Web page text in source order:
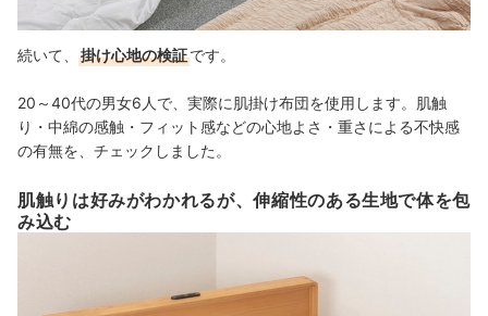
続いて、 掛け心地の検証です。
20～40代の男女6人で、実際に肌掛け布団を使用します。肌触
り・中綿の感触・フィット感などの心地よさ・重さによる不快感
の有無を、チェックしました。
肌触りは好みがわかれるが、伸縮性のある生地で体を包
み込む